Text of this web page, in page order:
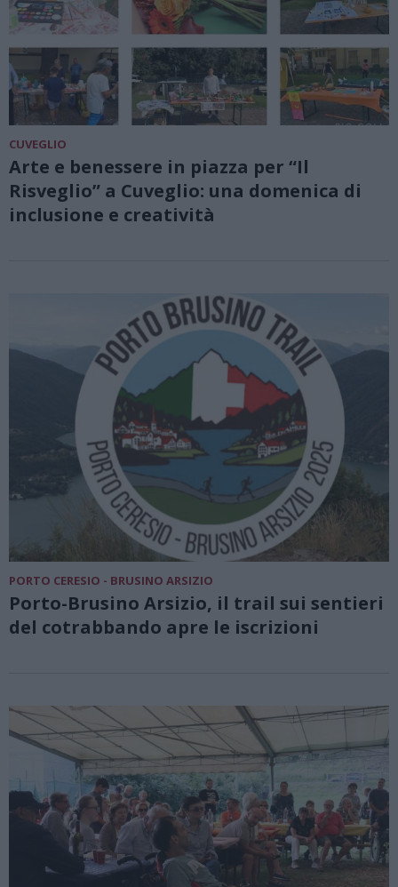
CUVEGLIO
Arte e benessere in piazza per “Il
Risveglio” a Cuveglio: una domenica di
inclusione e creatività
PORTO CERESIO - BRUSINO ARSIZIO
Porto-Brusino Arsizio, il trail sui sentieri
del cotrabbando apre le iscrizioni